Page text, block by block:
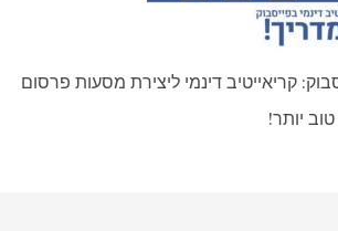
קריאייטיב דינמי ליצירת מסעות פרסום
יותר!